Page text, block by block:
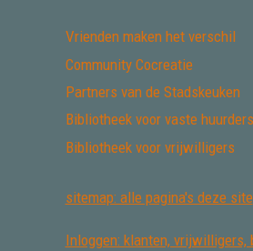
Vrienden maken het verschil
Community Cocreatie
Partners van de Stadskeuken
Bibliotheek voor vaste huurders
Bibliotheek voor vrijwilligers
sitemap: alle pagina's deze site
Inloggen: klanten, vrijwilligers,